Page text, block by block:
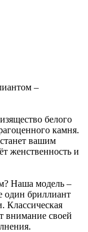
–
белого
камня.
вашим
женственность и
Наша модель –
один бриллиант
Классическая
внимание своей